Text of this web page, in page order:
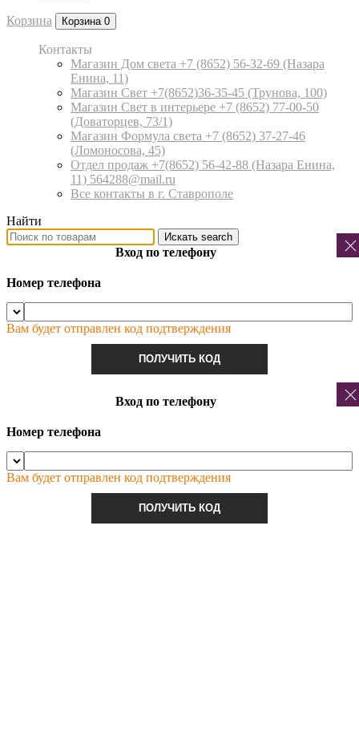
Корзина Корзина 0
Контакты
Магазин Дом света +7 (8652) 56-32-69 (Назара
Енина, 11)
Магазин Свет +7(8652)36-35-45 (Трунова, 100)
Магазин Свет в интерьере +7 (8652) 77-00-50
(Доваторцев, 73/1)
Магазин Формула света +7 (8652) 37-27-46
(Ломоносова, 45)
Отдел продаж +7(8652) 56-42-88 (Назара Енина,
11) 564288@mail.ru
Все контакты в г. Ставрополе
Найти
Искать search
Вход по телефону
Номер телефона
Вам будет отправлен код подтверждения
ПОЛУЧИТЬ КОД
Вход по телефону
Номер телефона
Вам будет отправлен код подтверждения
ПОЛУЧИТЬ КОД